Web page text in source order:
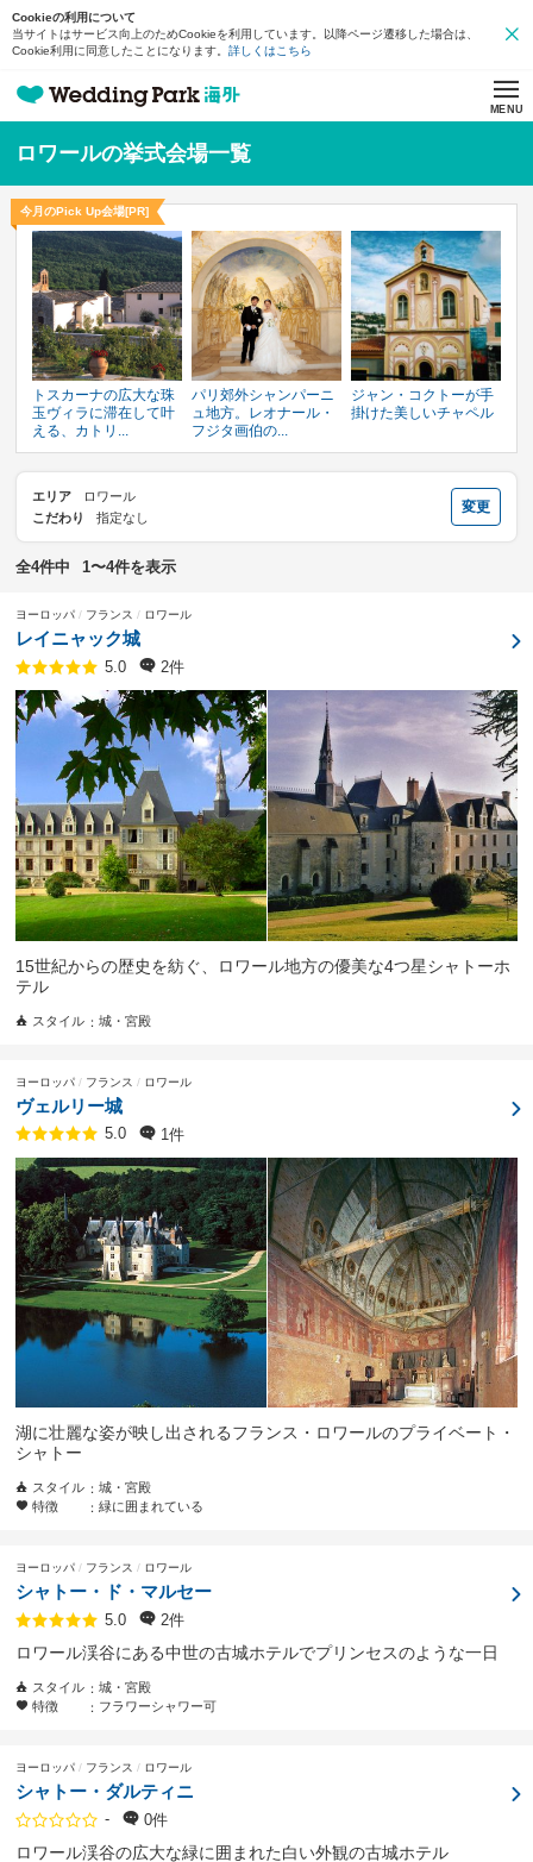
Cookieの利用について
当サイトはサービス向上のためCookieを利用しています。以降ページ遷移した場合は、
Cookie利用に同意したことになります。 詳しくはこちら
MENU
ロワールの挙式会場一覧
今月のPick Up会場[PR]
トスカーナの広大な珠
玉ヴィラに滞在して叶
える、カトリ...
パリ郊外シャンパーニ
ュ地方。レオナール・
フジタ画伯の...
ジャン・コクトーが手
掛けた美しいチャペル
エリア
ロワール
こだわり
指定なし
変更
全4件中 1〜4件を表示
ヨーロッパ フランス ロワール
レイニャック城
5.0 2件
15世紀からの歴史を紡ぐ、ロワール地方の優美な4つ星シャトーホ
テル
スタイル 城・宮殿
ヨーロッパ フランス ロワール
ヴェルリー城
5.0 1件
湖に壮麗な姿が映し出されるフランス・ロワールのプライベート・
シャトー
スタイル
城・宮殿
特徴
緑に囲まれている
ヨーロッパ フランス ロワール
シャトー・ド・マルセー
5.0 2件
ロワール渓谷にある中世の古城ホテルでプリンセスのような一日
スタイル
城・宮殿
特徴
フラワーシャワー可
ヨーロッパ フランス ロワール
シャトー・ダルティニ
- 0件
ロワール渓谷の広大な緑に囲まれた白い外観の古城ホテル